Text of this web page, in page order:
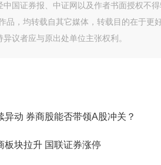
国证券报、中证网以及作者书面授权不
品，均转载自其它媒体，转载目的在于
议者应与原出处单位主张权利。
异动 券商股能否带领A股冲关？
板块拉升 国联证券涨停